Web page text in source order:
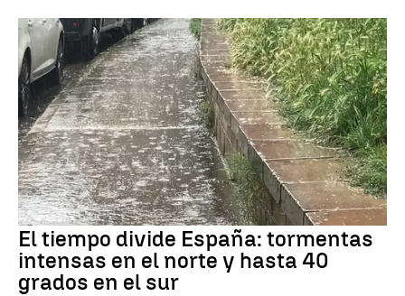
El tiempo divide España: tormentas
intensas en el norte y hasta 40
grados en el sur